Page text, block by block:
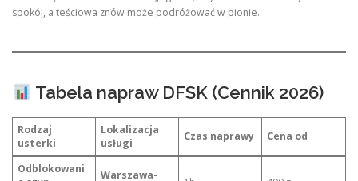
spokój, a teściowa znów może podróżować w pionie.
Tabela napraw DFSK (Cennik 2026)
Rodzaj
usterki
Lokalizacja
usługi
Czas naprawy Cena od
Odblokowani
Warszawa-